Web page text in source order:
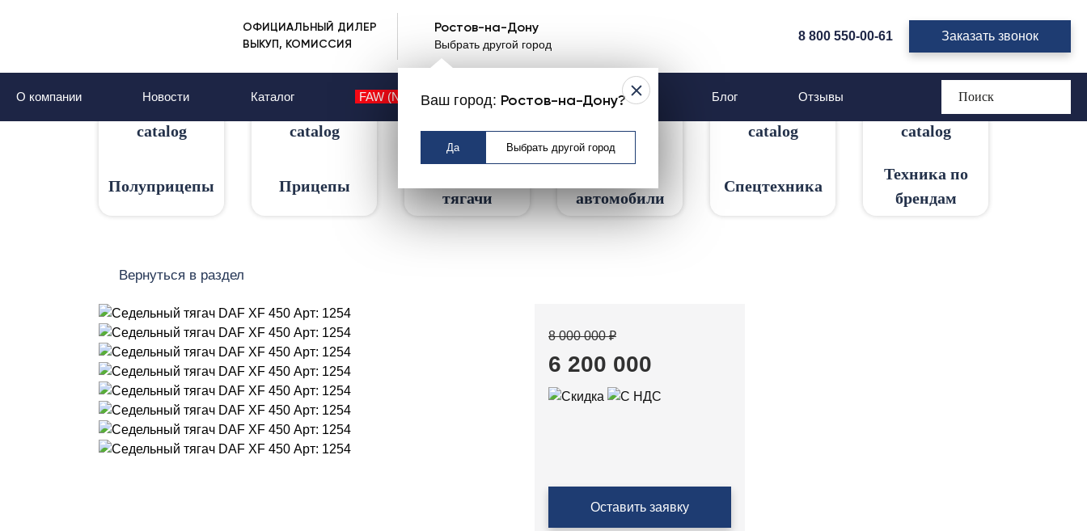
ОФИЦИАЛЬНЫЙ ДИЛЕР
ВЫКУП, КОМИССИЯ
Ростов-на-Дону
Выбрать другой город
Ваш город: Ростов-на-Дону?
Да Выбрать другой город
8 800 550-00-61 Заказать звонок
О компании Новости Каталог FAW (NEW) Контакты Услуги Блог Отзывы
Седельные тягачи
Седельный тягач DAF XF 450 Арт: 1254
Полуприцепы Прицепы
тягачи
автомобили
Спецтехника
Техника по
брендам
Вернуться в раздел
8 000 000 ₽
6 200 000
Оставить заявку